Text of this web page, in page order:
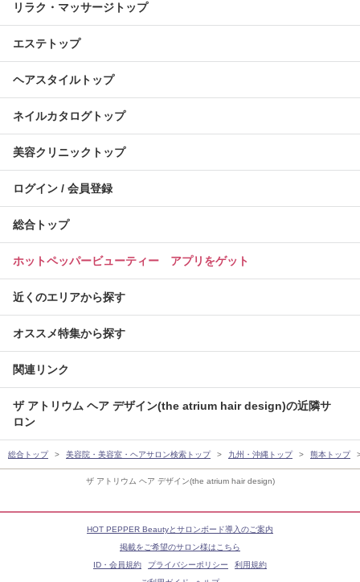
ザ アトリウム ヘア デザイン(the atrium hair design)
リラク・マッサージトップ
エステトップ
ヘアスタイルトップ
ネイルカタログトップ
美容クリニックトップ
ログイン / 会員登録
総合トップ
ホットペッパービューティー アプリをゲット
近くのエリアから探す
オススメ特集から探す
関連リンク
ザ アトリウム ヘア デザイン(the atrium hair design)の近隣サ
ロン
総合トップ 美容院・美容室・ヘアサロン検索トップ 九州・沖縄トップ 熊本トップ
HOT PEPPER Beautyとサロンボード導入のご案内
掲載をご希望のサロン様はこちら
ID・会員規約
プライバシーポリシー
利用規約